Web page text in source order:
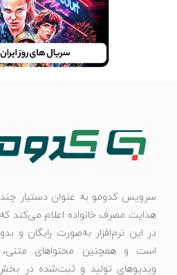
سرویس کدومو به عنوان دستیار
هدایت مصرف خانواده اعلام می‌کند
در این نرم‌افزار به‌صورت رایگان و
است و همچنین محتواهای
ویدیوهای تولید و ثبت‌شده در